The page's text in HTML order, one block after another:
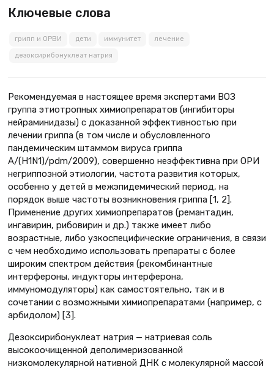
Ключевые слова
грипп и ОРВИ дети иммунитет лечение
дезоксирибонуклеат натрия
Рекомендуемая в настоящее время экспертами ВОЗ
группа этиотропных химиопрепаратов (ингибиторы
нейраминидазы) с доказанной эффективностью при
лечении гриппа (в том числе и обусловленного
пандемическим штаммом вируса гриппа
А/(H1N1)/pdm/2009), совершенно неэффективна при ОРИ
негриппозной этиологии, частота развития которых,
особенно у детей в межэпидемический период, на
порядок выше частоты возникновения гриппа [1, 2].
Применение других химиопрепаратов (ремантадин,
ингавирин, рибовирин и др.) также имеет либо
возрастные, либо узкоспецифические ограничения, в связи
с чем необходимо использовать препараты с более
широким спектром действия (рекомбинантные
интерфероны, индукторы интерферона,
иммуномодуляторы) как самостоятельно, так и в
сочетании с возможными химиопрепаратами (например, с
арбидолом) [3].
Дезоксирибонуклеат натрия — натриевая соль
высокоочищенной деполимеризованной
низкомолекулярной нативной ДНК с молекулярной массой